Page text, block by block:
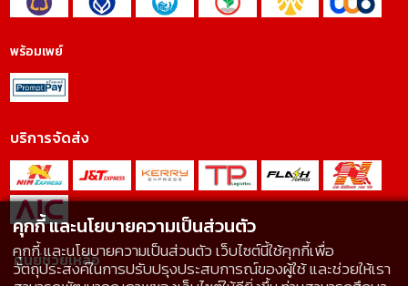
พร้อมเพย์
บริการจัดส่ง
ศูนย์ช่วยเหลือ
คุกกี้ และนโยบายความเป็นส่วนตัว
คุกกี้ และนโยบายความเป็นส่วนตัว เว็บไซต์นี้ใช้คุกกี้เพื่อ
วัตถุประสงค์ในการปรับปรุงประสบการณ์ของผู้ใช้ และช่วยให้เรา